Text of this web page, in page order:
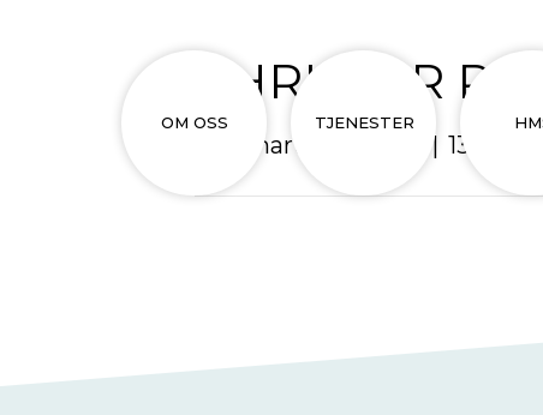
OM OSS TJENESTER
CHRISTER
Smart Media AS | 13. mars